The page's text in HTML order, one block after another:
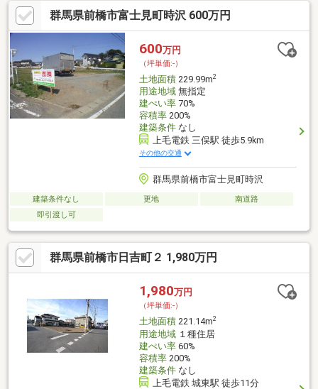
群馬県前橋市富士見町時沢 600万円
600万円
（坪単価:-）
土地面積229.99m2
用途地域無指定
建ぺい率70%
容積率200%
建築条件なし
上毛電鉄 三俣駅 徒歩5.9km
その他の交通
群馬県前橋市富士見町時沢
建築条件なし 更地
南道路
即引渡し可
群馬県前橋市日吉町２ 1,980万円
1,980万円
（坪単価:-）
土地面積221.14m2
用途地域１種住居
建ぺい率60%
容積率200%
建築条件なし
上毛電鉄 城東駅 徒歩11分